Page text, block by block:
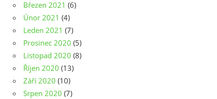
Březen 2021 (6)
Únor 2021 (4)
Leden 2021 (7)
Prosinec 2020 (5)
Listopad 2020 (8)
Říjen 2020 (13)
Září 2020 (10)
Srpen 2020 (7)